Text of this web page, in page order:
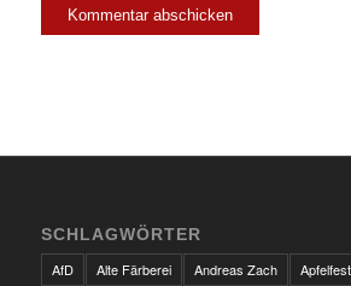
SCHLAGWÖRTER
AfD
Alte Färberei Andreas Zach Apfelfest